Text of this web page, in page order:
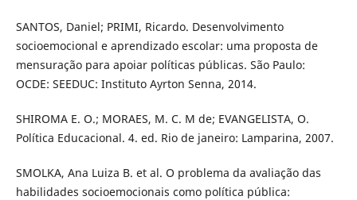
SANTOS, Daniel; PRIMI, Ricardo. Desenvolvimento
socioemocional e aprendizado escolar: uma proposta de
mensuração para apoiar políticas públicas. São Paulo:
OCDE: SEEDUC: Instituto Ayrton Senna, 2014.
SHIROMA E. O.; MORAES, M. C. M de; EVANGELISTA, O.
Política Educacional. 4. ed. Rio de janeiro: Lamparina, 2007.
SMOLKA, Ana Luiza B. et al. O problema da avaliação das
habilidades socioemocionais como política pública: